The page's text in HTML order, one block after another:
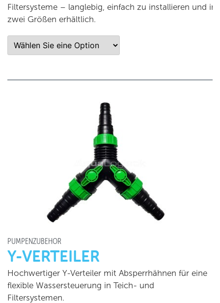
Filtersysteme – langlebig, einfach zu installieren und in
zwei Größen erhältlich.
PUMPENZUBEHÖR
Y-VERTEILER
Hochwertiger Y-Verteiler mit Absperrhähnen für eine
flexible Wassersteuerung in Teich- und
Filtersystemen.